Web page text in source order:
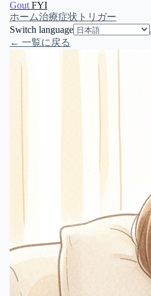
Gout FYI
ホーム治療症状 トリガー
Switch language
← 一覧に戻る